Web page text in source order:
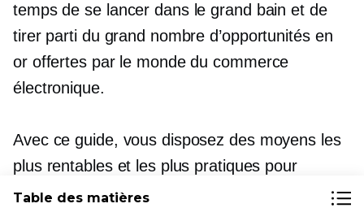
temps de se lancer dans le grand bain et de
tirer parti du grand nombre d’opportunités en
or offertes par le monde du commerce
électronique.
Avec ce guide, vous disposez des moyens les
plus rentables et les plus pratiques pour
identifier le type de produits que vous pouvez
Table des matières